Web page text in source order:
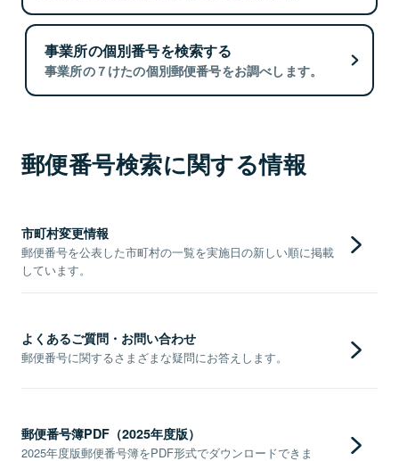
事業所の個別番号を検索する
事業所の７けたの個別郵便番号をお調べします。
郵便番号検索に関する情報
市町村変更情報
郵便番号を公表した市町村の一覧を実施日の新しい順に掲載
しています。
よくあるご質問・お問い合わせ
郵便番号に関するさまざまな疑問にお答えします。
郵便番号簿PDF（2025年度版）
2025年度版郵便番号簿をPDF形式でダウンロードできま